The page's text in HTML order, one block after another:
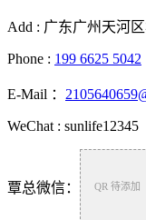
Add : 广东广州天河
Phone : 199 6625 5042
E-Mail ：
WeChat : sunlife12345
覃总微信： QR 待添加